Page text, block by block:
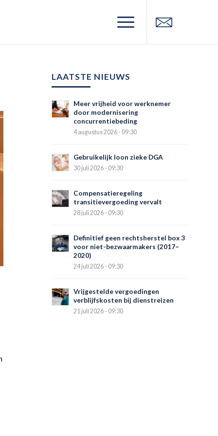
LAATSTE NIEUWS
Meer vrijheid voor werknemer
door modernisering
concurrentiebeding
4 augustus 2026 - 09:30
Gebruikelijk loon zieke DGA
30 juli 2026 - 09:30
Compensatieregeling
transitievergoeding vervalt
28 juli 2026 - 09:30
Definitief geen rechtsherstel box 3
voor niet-bezwaarmakers (2017–
2020)
24 juli 2026 - 09:30
Vrijgestelde vergoedingen
verblijfskosten bij dienstreizen
21 juli 2026 - 09:30